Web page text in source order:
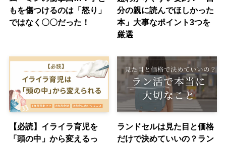
もを傷つけるのは「怒り」
ではなく〇〇だった！
分の親に読んでほしかった
本」大事なポイント3つを
厳選
【必読】イライラ育児を
「頭の中」から変えるっ
ランドセルは見た目と価格
だけで決めていいの？ラン